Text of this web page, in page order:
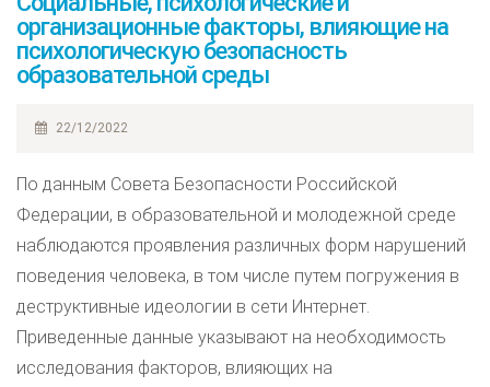
организационные факторы, влияющие на
психологическую безопасность
образовательной среды
22/12/2022
По данным Совета Безопасности Российской
Федерации, в образовательной и молодежной среде
наблюдаются проявления различных форм нарушений
поведения человека, в том числе путем погружения в
деструктивные идеологии в сети Интернет.
Приведенные данные указывают на необходимость
исследования факторов, влияющих на